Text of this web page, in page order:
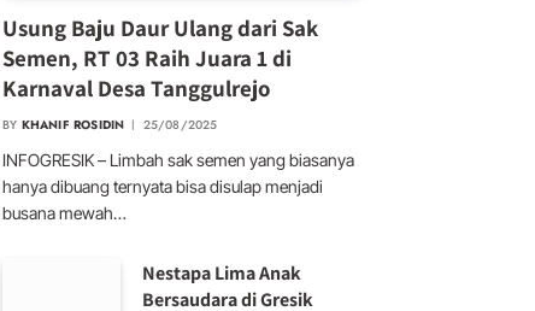
Usung Baju Daur Ulang dari Sak
Semen, RT 03 Raih Juara 1 di
Karnaval Desa Tanggulrejo
BY KHANIF ROSIDIN 25/08/2025
INFOGRESIK – Limbah sak semen yang biasanya
hanya dibuang ternyata bisa disulap menjadi
busana mewah…
Nestapa Lima Anak
Bersaudara di Gresik